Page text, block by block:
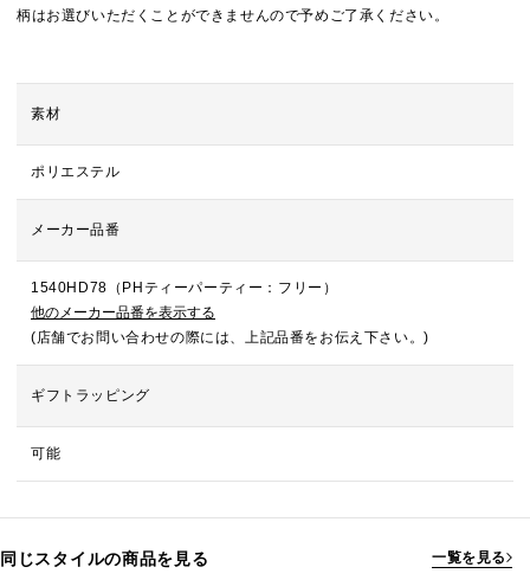
柄はお選びいただくことができませんので予めご了承ください。
素材
ポリエステル
メーカー品番
1540HD78（PHティーパーティー：フリー）
他のメーカー品番を表示する
(店舗でお問い合わせの際には、上記品番をお伝え下さい。)
ギフトラッピング
可能
同じスタイルの商品を見る 一覧を見る